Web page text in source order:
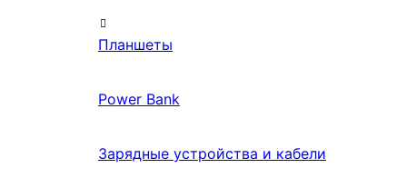
Планшеты
Power Bank
Зарядные устройства и кабели